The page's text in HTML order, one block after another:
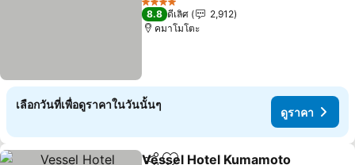
4 ดาว
8.8 ดีเลิศ
2,912
คมาโมโตะ
เลือกวันที่เพื่อดูราคาในวันนั้นๆ
ดูราคา
Vessel Hotel Kumamoto